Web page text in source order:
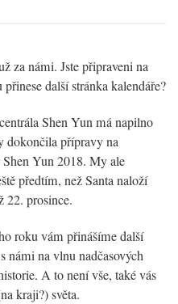
za námi. Jste připraveni na
další stránka kalendáře?
Shen Yun má napilno
dokončila přípravy na
Yun 2018. My ale
předtím, než Santa naloží
22. prosince.
roku vám přinášíme další
námi na vlnu nadčasových
A to není vše, také vás
kraji?) světa.